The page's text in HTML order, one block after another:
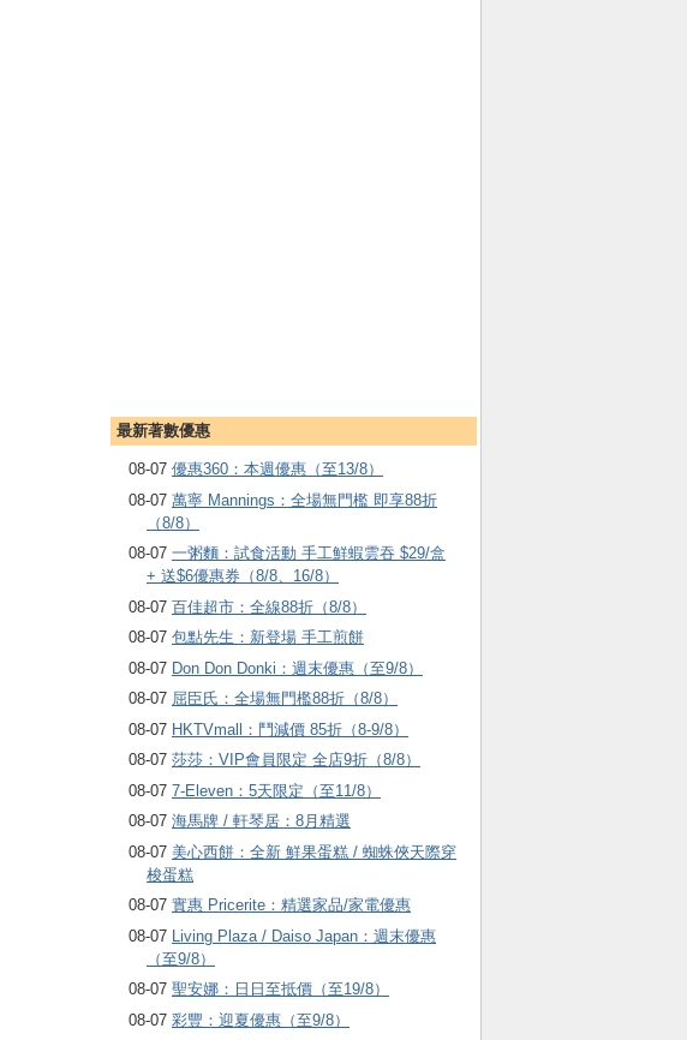
最新著數優惠
08-07 優惠360：本週優惠（至13/8）
08-07 萬寧 Mannings：全場無門檻 即享88折
（8/8）
08-07 一粥麵：試食活動 手工鮮蝦雲吞 $29/盒
+ 送$6優惠券（8/8、16/8）
08-07 百佳超市：全線88折（8/8）
08-07 包點先生：新登場 手工煎餅
08-07 Don Don Donki：週末優惠（至9/8）
08-07 屈臣氏：全場無門檻88折（8/8）
08-07 HKTVmall ：鬥減價 85折（8-9/8）
08-07 莎莎：VIP會員限定 全店9折（8/8）
08-07 7-Eleven：5天限定（至11/8）
08-07 海馬牌 / 軒琴居：8月精選
08-07 美心西餅：全新 鮮果蛋糕 / 蜘蛛俠天際穿
梭蛋糕
08-07 實惠 Pricerite：精選家品/家電優惠
08-07
Living Plaza / Daiso Japan：週末優惠
（至9/8）
08-07 聖安娜：日日至抵價（至19/8）
08-07 彩豐：迎夏優惠（至9/8）